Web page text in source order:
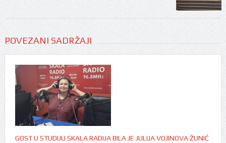
POVEZANI SADRŽAJI
GOST U STUDIJU SKALA RADIJA BILA JE JULIJA VOJINOVA ŽUNIĆ